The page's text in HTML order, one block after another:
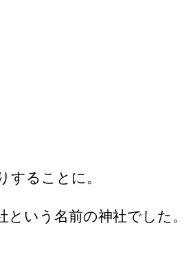
することに。
という名前の神社でした。